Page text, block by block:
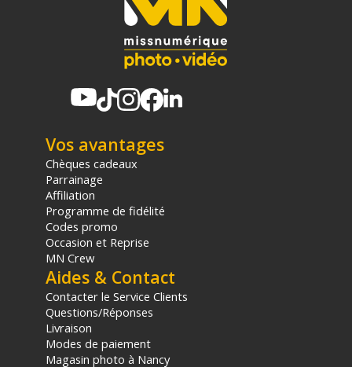
Types de connexion : Avec fil
Type de tablette graphique : Tablette graphique avec écran
Caractéristiques de l'écran : 1920 x 1080 pixels 33,8 cm,
Stylet : Sensible à la pression et à l’inclinaison, sans fil et sans
PHYSIQUE
Longueur : 47 cm
Largeur : 39 cm
Profondeur : 1,2 cm
Hauteur : 10 cm
Poids : 3780 g
CONTENU DU CARTON
1x Tablette graphique One 13 écran intégré
1x Stylet
Offre valable jusqu'au 07-08-2026 inclus.
Vos avantages
Chèques cadeaux
Parrainage
Affiliation
Programme de fidélité
Codes promo
Occasion et Reprise
MN Crew
Aides & Contact
Contacter le Service Clients
Questions/Réponses
Livraison
Modes de paiement
Magasin photo à Nancy